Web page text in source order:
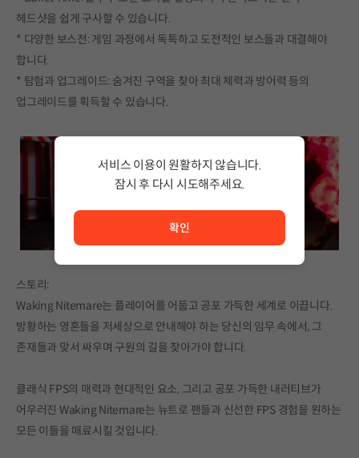
헤드샷을 쉽게 구사할 수 있습니다.
* 다양한 보스전: 게임 과정에서 독특하고 도전적인 보스들과 대결해야
합니다.
* 탐험과 업그레이드: 숨겨진 구역을 찾아 최대 체력과 방어력 등의
업그레이드를 획득할 수 있습니다.
스토리:
Waking Nitemare는 플레이어를 어둡고 공포 가득한 세계로 이끕니다.
방황하는 영혼들을 저세상으로 안내해야 하는 당신의 임무 속에서, 그
존재들과 맞서 싸우며 구원의 길을 찾아가야 합니다.
클래식 FPS의 매력과 현대적인 요소, 그리고 공포 가득한 내러티브가
어우러진 Waking Nitemare는 뉴트로 팬들과 신선한 FPS 경험을 원하는
모든 이들을 매료시킬 것입니다.
서비스 이용이 원활하지 않습니다.
잠시 후 다시 시도해주세요.
서비스 이용이 원활하지 않습니다. <br/> 잠시 후 다시 시도
확인